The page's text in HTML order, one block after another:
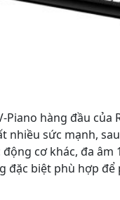
Piano hàng đầu
nhiều sức mạnh,
cơ khác, đa
đặc biệt phù hợp